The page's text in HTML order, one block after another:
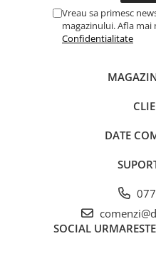
Vreau sa primesc
magazinului. Afla mai
Confidentialitate
DATE
SOCIAL